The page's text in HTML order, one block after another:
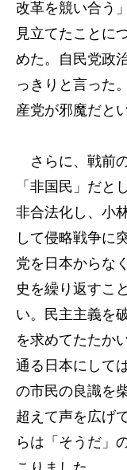
改革を競い合う
見立てたことに
めた。自民党政
っきりと言った
産党が邪魔だと
さらに、戦前
「非国民」だと
非合法化し、小
して侵略戦争に
党を日本からな
史を繰り返すこ
い。民主主義を
を求めてたたか
通る日本にして
の市民の良識を
超えて声を広げ
らは「そうだ」